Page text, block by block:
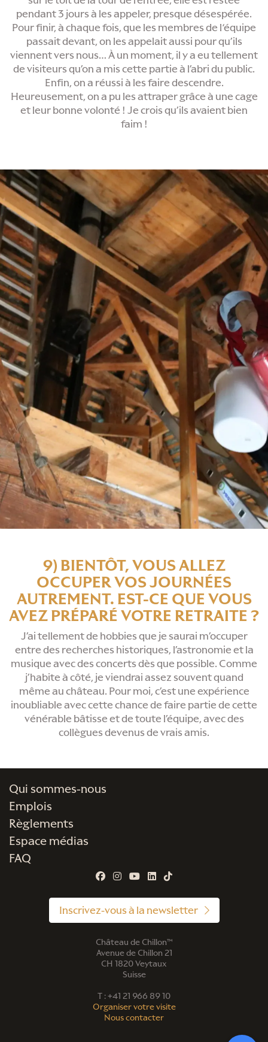
pendant 3 jours à les appeler, presque désespérée.
Pour finir, à chaque fois, que les membres de l‘équipe
passait devant, on les appelait aussi pour qu’ils
viennent vers nous… À un moment, il y a eu tellement
de visiteurs qu’on a mis cette partie à l’abri du public.
Enfin, on a réussi à les faire descendre.
Heureusement, on a pu les attraper grâce à une cage
et leur bonne volonté ! Je crois qu’ils avaient bien
faim !
9) BIENTÔT, VOUS ALLEZ
OCCUPER VOS JOURNÉES
AUTREMENT. EST-CE QUE VOUS
AVEZ PRÉPARÉ VOTRE RETRAITE ?
J’ai tellement de hobbies que je saurai m’occuper
entre des recherches historiques, l’astronomie et la
musique avec des concerts dès que possible. Comme
j’habite à côté, je viendrai assez souvent quand
même au château. Pour moi, c’est une expérience
inoubliable avec cette chance de faire partie de cette
vénérable bâtisse et de toute l’équipe, avec des
collègues devenus de vrais amis.
Qui sommes-nous
Emplois
Règlements
Espace médias
FAQ
Inscrivez-vous à la newsletter
Château de Chillon™
Avenue de Chillon 21
CH 1820 Veytaux
Suisse
T : +41 21 966 89 10
Organiser votre visite
Nous contacter